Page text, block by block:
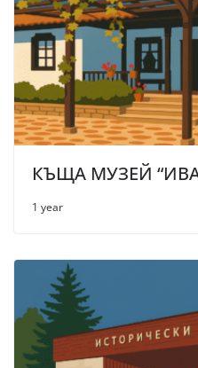
КЪЩА МУЗЕЙ
1 year